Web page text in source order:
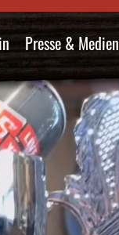
Presse & Medien